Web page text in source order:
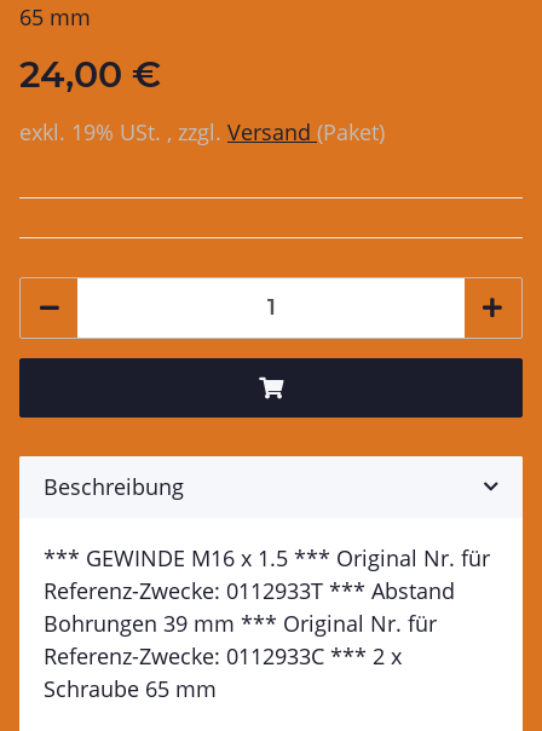
65 mm
24,00 €
exkl. 19% USt. , zzgl. Versand (Paket)
Beschreibung
*** GEWINDE M16 x 1.5 *** Original Nr. für
Referenz-Zwecke: 0112933T *** Abstand
Bohrungen 39 mm *** Original Nr. für
Referenz-Zwecke: 0112933C *** 2 x
Schraube 65 mm